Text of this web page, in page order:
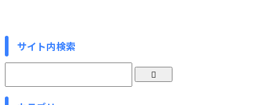
サイト内検索